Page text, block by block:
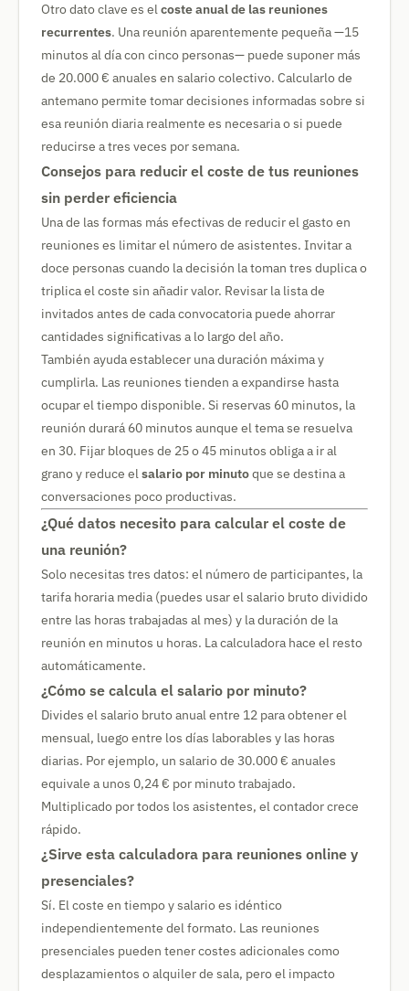
Otro dato clave es elcoste anual de las reuniones
recurrentes. Una reunión aparentemente pequeña —15
minutos al día con cinco personas— puede suponer más
de 20.000 € anuales en salario colectivo. Calcularlo de
antemano permite tomar decisiones informadas sobre si
esa reunión diaria realmente es necesaria o si puede
reducirse a tres veces por semana.
Consejos para reducir el coste de tus reuniones
sin perder eficiencia
Una de las formas más efectivas de reducir el gasto en
reuniones es limitar el número de asistentes. Invitar a
doce personas cuando la decisión la toman tres duplica o
triplica el coste sin añadir valor. Revisar la lista de
invitados antes de cada convocatoria puede ahorrar
cantidades significativas a lo largo del año.
También ayuda establecer una duración máxima y
cumplirla. Las reuniones tienden a expandirse hasta
ocupar el tiempo disponible. Si reservas 60 minutos, la
reunión durará 60 minutos aunque el tema se resuelva
en 30. Fijar bloques de 25 o 45 minutos obliga a ir al
grano y reduce elsalario por minutoque se destina a
conversaciones poco productivas.
¿Qué datos necesito para calcular el coste de
una reunión?
Solo necesitas tres datos: el número de participantes, la
tarifa horaria media (puedes usar el salario bruto dividido
entre las horas trabajadas al mes) y la duración de la
reunión en minutos u horas. La calculadora hace el resto
automáticamente.
¿Cómo se calcula el salario por minuto?
Divides el salario bruto anual entre 12 para obtener el
mensual, luego entre los días laborables y las horas
diarias. Por ejemplo, un salario de 30.000 € anuales
equivale a unos 0,24 € por minuto trabajado.
Multiplicado por todos los asistentes, el contador crece
rápido.
¿Sirve esta calculadora para reuniones online y
presenciales?
Sí. El coste en tiempo y salario es idéntico
independientemente del formato. Las reuniones
presenciales pueden tener costes adicionales como
desplazamientos o alquiler de sala, pero el impacto